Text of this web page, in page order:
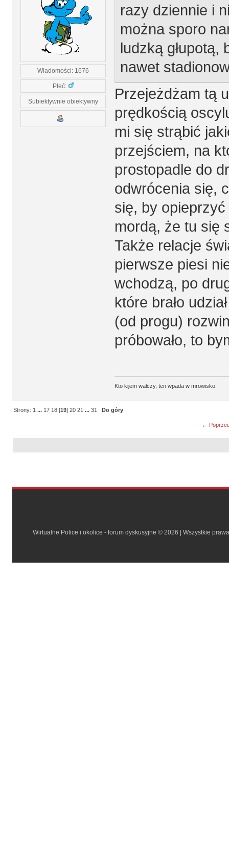
Wiadomości: 1676
Płeć:
Subiektywnie obiektywny
razy dziennie i
można sporo
ludzką głupotą,
nawet
Przejeżdżam tą
prędkością
mi się strąbić
przejściem, na
prostopadle do
odwrócenia się,
się, by
mordą, że tu się
Także relacje
pierwsze piesi
wchodzą, po
które brało
(od progu)
próbowało, to
Kto kijem walczy, ten wpada w mrowisko.
Strony: 1 ... 17 18 [19]20 21 ...31 Do góry
←
Wirtualne Police i okolice - forum dyskusyjne © 2026 | Wszystkie